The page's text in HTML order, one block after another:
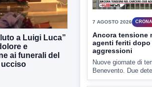
a Luigi Luca”
e
ai funerali del